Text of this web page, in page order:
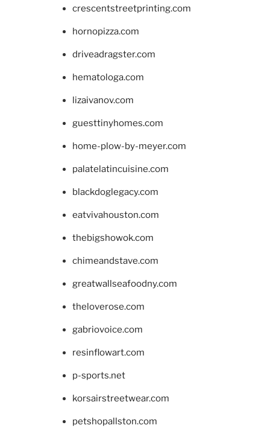
crescentstreetprinting.com
hornopizza.com
driveadragster.com
hematologa.com
lizaivanov.com
guesttinyhomes.com
home-plow-by-meyer.com
palatelatincuisine.com
blackdoglegacy.com
eatvivahouston.com
thebigshowok.com
chimeandstave.com
greatwallseafoodny.com
theloverose.com
gabriovoice.com
resinflowart.com
p-sports.net
korsairstreetwear.com
petshopallston.com